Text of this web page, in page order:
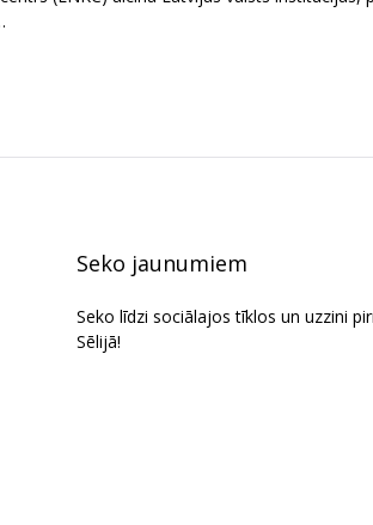
Seko jaunumiem
Seko līdzi sociālajos tīklos un uzzini
Sēlijā!